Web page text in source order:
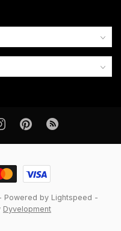
Powered by Lightspeed -
Dyvelopment